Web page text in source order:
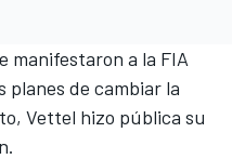
manifestaron a la FIA
planes de cambiar la
Vettel hizo pública su